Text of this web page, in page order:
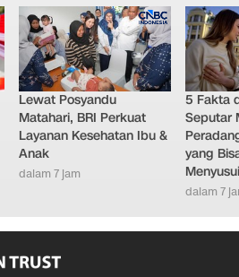
Lewat Posyandu
Matahari, BRI Perkuat
Layanan Kesehatan Ibu &
Anak
dalam 7 jam
5 Fakta
Seputar
yang
Menyusui
dalam 7